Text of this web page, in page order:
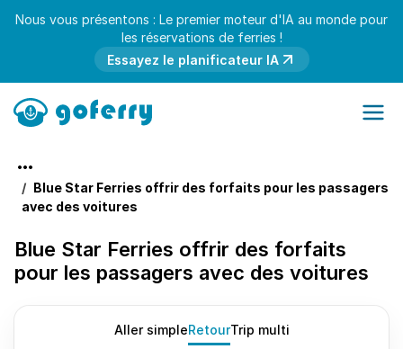
Nous vous présentons : Le premier moteur d'IA au monde pour
les réservations de ferries !
Essayez le planificateur IA
Blue Star Ferries offrir des forfaits pour les passagers
avec des voitures
Blue Star Ferries offrir des forfaits
pour les passagers avec des voitures
Aller simpleRetourTrip multi